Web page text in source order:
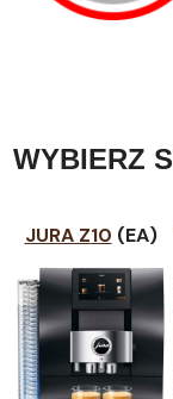
WYBIERZ
JURA Z10 (EA)